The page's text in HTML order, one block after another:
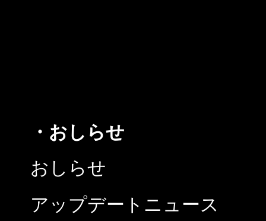
・おしらせ
おしらせ
アップデートニュース